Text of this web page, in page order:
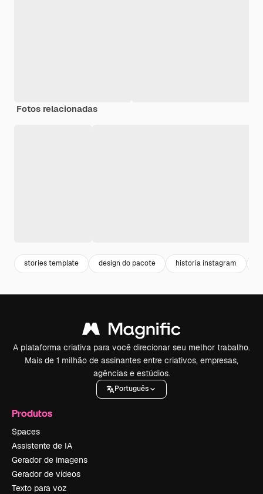
Fotos relacionadas
stories template design do pacote historia instagram
A plataforma criativa para você direcionar seu melhor trabalho.
Mais de 1 milhão de assinantes entre criativos, empresas,
agências e estúdios.
Português
Produtos
Spaces
Assistente de IA
Gerador de imagens
Gerador de vídeos
Texto para voz